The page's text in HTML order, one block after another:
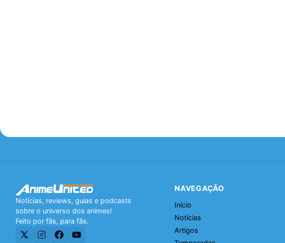
Notícias, reviews, guias e podcasts
sobre o universo dos animes!
Feito por fãs, para fãs.
NAVEGAÇÃO
Início
Notícias
Artigos